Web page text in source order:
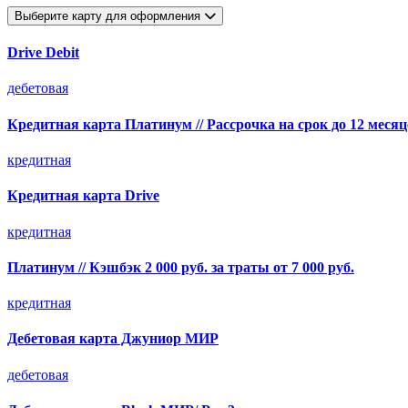
Выберите карту для оформления
Drive Debit
дебетовая
Кредитная карта Платинум // Рассрочка на срок до 12
кредитная
Кредитная карта Drive
кредитная
Платинум // Кэшбэк 2 000 руб. за траты от 7 000 руб.
кредитная
Дебетовая карта Джуниор МИР
дебетовая